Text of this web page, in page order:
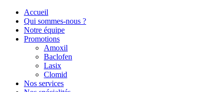
Accueil
Qui sommes-nous ?
Notre équipe
Promotions
Amoxil
Baclofen
Lasix
Clomid
Nos services